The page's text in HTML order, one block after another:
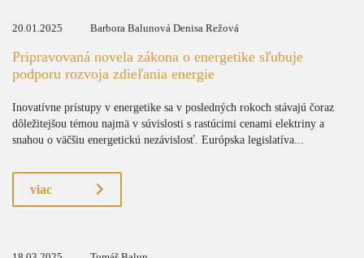
20.01.2025 Barbora Balunová Denisa Režová
Pripravovaná novela zákona o energetike sľubuje
podporu rozvoja zdieľania energie
Inovatívne prístupy v energetike sa v posledných rokoch stávajú čoraz
dôležitejšou témou najmä v súvislosti s rastúcimi cenami elektriny a
snahou o väčšiu energetickú nezávislosť. Európska legislatíva...
viac